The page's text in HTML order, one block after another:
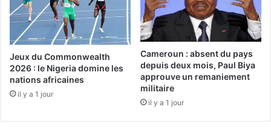
Jeux du Commonwealth
2026 : le Nigeria domine les
nations africaines
il y a 1 jour
Cameroun : absent du pays
depuis deux mois, Paul Biya
approuve un remaniement
militaire
il y a 1 jour